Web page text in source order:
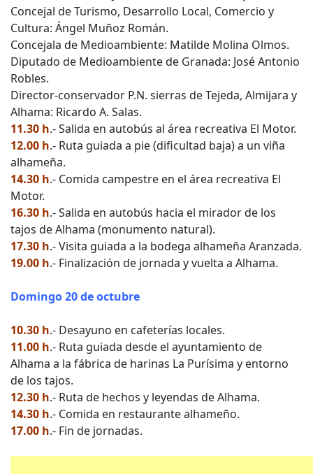
Concejal de Turismo, Desarrollo Local, Comercio y
Cultura: Ángel Muñoz Román.
Concejala de Medioambiente: Matilde Molina Olmos.
Diputado de Medioambiente de Granada: José Antonio
Robles.
Director-conservador P.N. sierras de Tejeda, Almijara y
Alhama: Ricardo A. Salas.
11.30 h.- Salida en autobús al área recreativa El Motor.
12.00 h.- Ruta guiada a pie (dificultad baja) a un viña
alhameña.
14.30 h.- Comida campestre en el área recreativa El
Motor.
16.30 h.- Salida en autobús hacia el mirador de los
tajos de Alhama (monumento natural).
17.30 h.- Visita guiada a la bodega alhameña Aranzada.
19.00 h.- Finalización de jornada y vuelta a Alhama.
Domingo 20 de octubre
10.30 h.- Desayuno en cafeterías locales.
11.00 h.- Ruta guiada desde el ayuntamiento de
Alhama a la fábrica de harinas La Purísima y entorno
de los tajos.
12.30 h.- Ruta de hechos y leyendas de Alhama.
14.30 h.- Comida en restaurante alhameño.
17.00 h.- Fin de jornadas.